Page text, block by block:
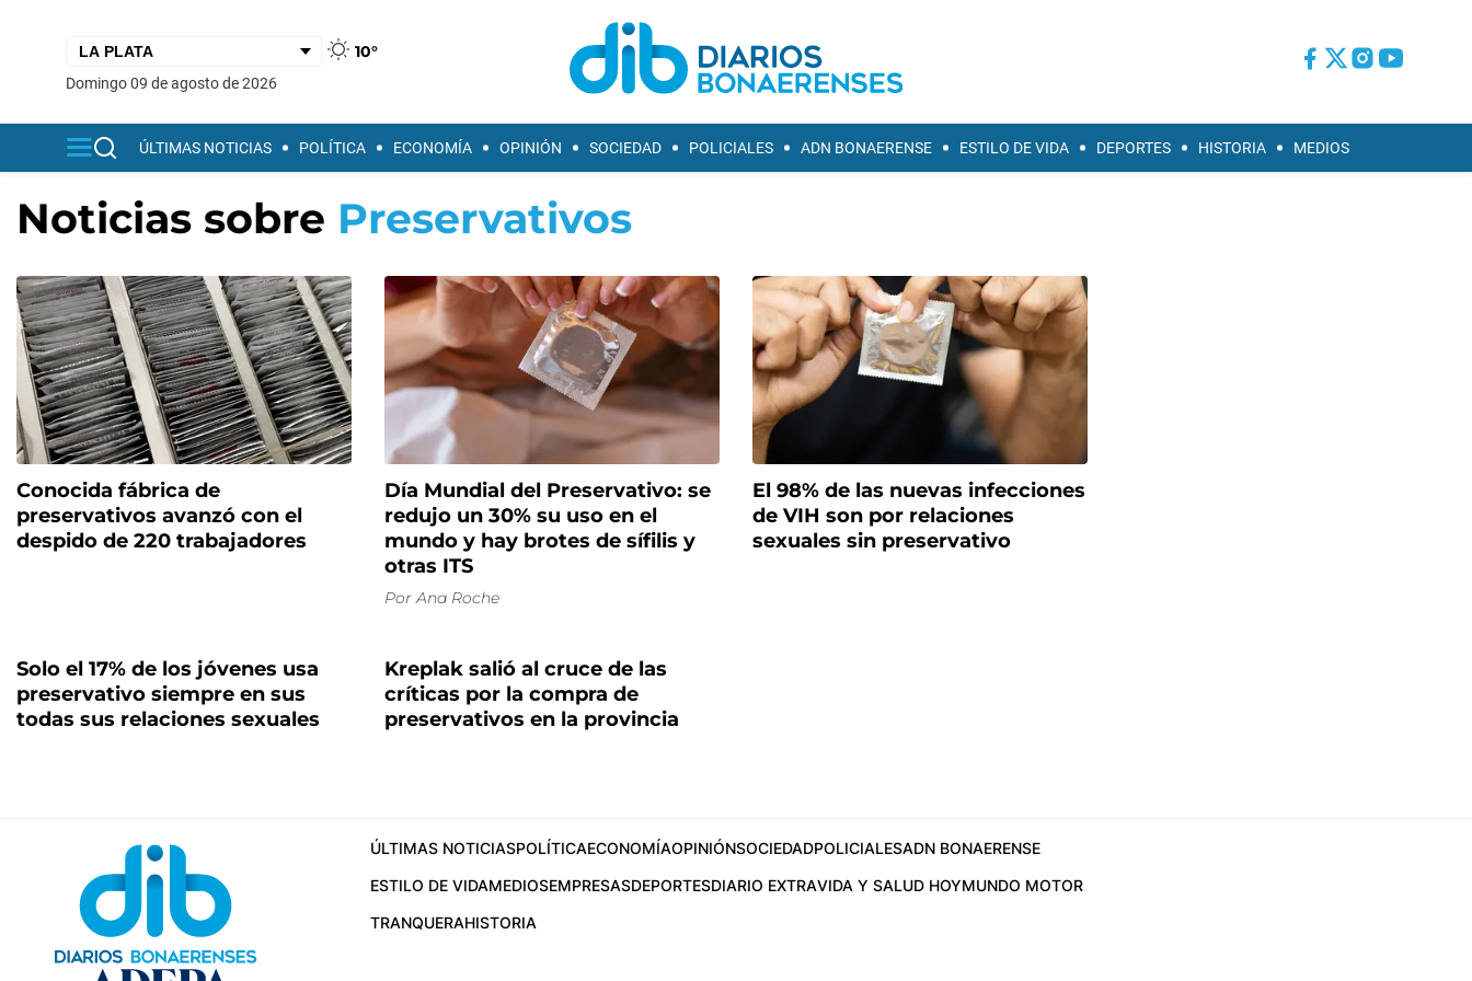
10°
domingo 09 de agosto de 2026
ÚLTIMAS NOTICIAS POLÍTICA ECONOMÍA OPINIÓN SOCIEDAD POLICIALES ADN BONAERENSE ESTILO DE VIDA DEPORTES HISTORIA MEDIOS
Noticias sobre Preservativos
Conocida fábrica de
preservativos avanzó con el
despido de 220 trabajadores
Día Mundial del Preservativo: se
redujo un 30% su uso en el
mundo y hay brotes de sífilis y
otras ITS
Por Ana Roche
El 98% de las nuevas infecciones
de VIH son por relaciones
sexuales sin preservativo
Solo el 17% de los jóvenes usa
preservativo siempre en sus
todas sus relaciones sexuales
Kreplak salió al cruce de las
críticas por la compra de
preservativos en la provincia
ÚLTIMAS NOTICIASPOLÍTICAECONOMÍAOPINIÓNSOCIEDADPOLICIALESADN BONAERENSE
ESTILO DE VIDAMEDIOSEMPRESASDEPORTESDIARIO EXTRAVIDA Y SALUD HOYMUNDO MOTOR
TRANQUERAHISTORIA